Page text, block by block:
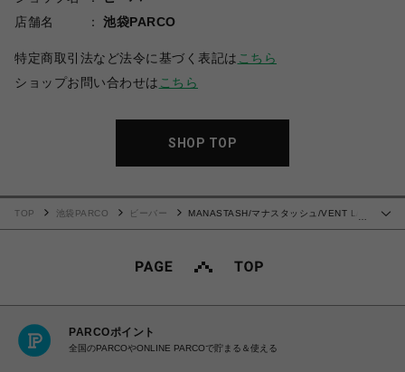
店舗名
池袋PARCO
特定商取引法など法令に基づく表記は こちら
ショップお問い合わせは こちら
SHOP TOP
TOP 池袋PARCO ビーバー
MANASTASH/マナスタッシュ/VENT L/S
PARCOポイント
全国のPARCOやONLINE PARCOで貯まる＆使える